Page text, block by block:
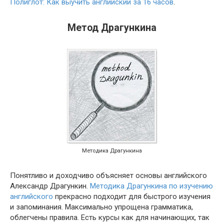
Полиглот: Как выучить английский за 16 часов.
Метод Драгункина
Методика Драгункина
Понятливо и доходчиво объясняет основы английского
Александр Драгункин. Методика Драгункина по изучению
английского прекрасно подходит для быстрого изучения
и запоминания. Максимально упрощена грамматика,
облегчены правила. Есть курсы как для начинающих, так